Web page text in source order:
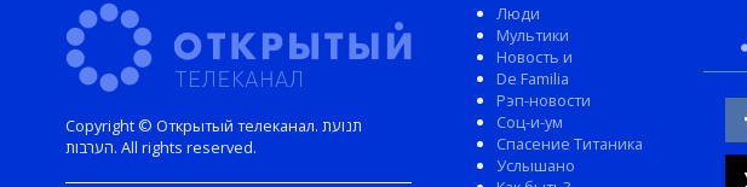
Copyright © Открытый телеканал. תנועת
הערבות. All rights reserved.
Люди
Мультики
Новость и
De Familia
Рэп-новости
Соц-и-ум
Спасение Титаника
Услышано